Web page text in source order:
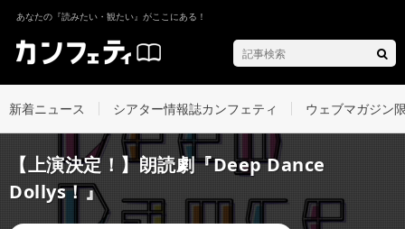
あなたの『読みたい・観たい』がここにある！
新着ニュース シアター情報誌カンフェティ ウェブマガジン
【上演決定！】朗読劇『Deep Dance
Dollys！』